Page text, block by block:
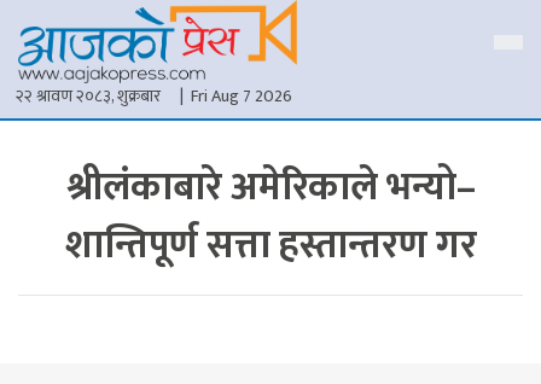
२२ श्रावण २०८३, शुक्रबार | Fri Aug 7 2026
श्रीलंकाबारे अमेरिकाले भन्यो–
शान्तिपूर्ण सत्ता हस्तान्तरण गर